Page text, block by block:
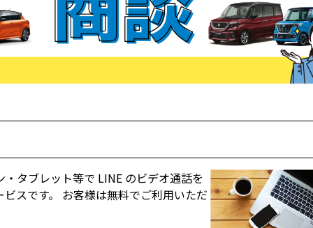
タブレット等で LINE のビデオ通話を
スです。 お客様は無料でご利用いただ